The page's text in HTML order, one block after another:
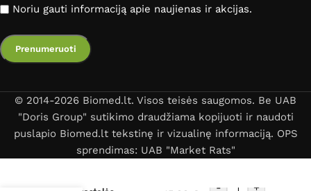
Noriu gauti informaciją apie naujienas ir akcijas.
© 2014-2026 Biomed.lt. Visos teisės saugomos. Be UAB
"Doris Group" sutikimo draudžiama kopijuoti ir naudoti
puslapio Biomed.lt tekstinę ir vizualinę informaciją. OPS
sprendimas: UAB "Market Rats"
- +